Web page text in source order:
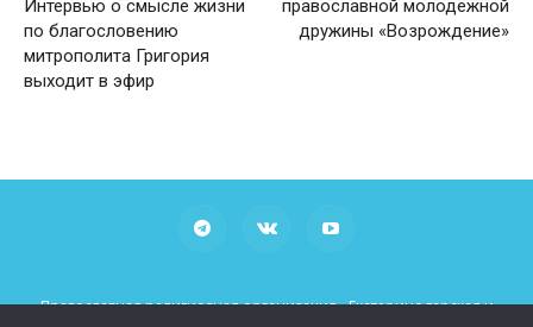
Интервью о смысле жизни
по благословению
митрополита Григория
выходит в эфир
православной молодежной
дружины «Возрождение»
Православная религиозная организация «Екатеринодарская и